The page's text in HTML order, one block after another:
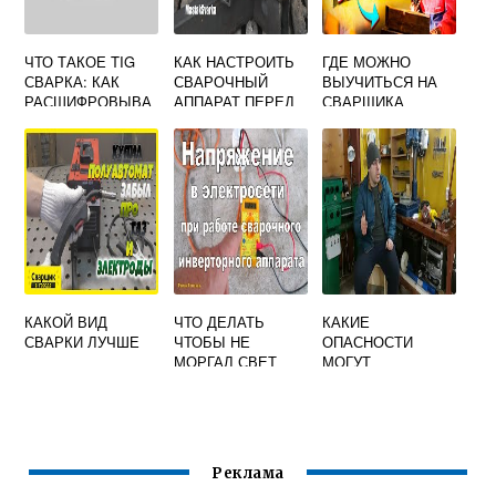
ЧТО ТАКОЕ TIG
СВАРКА: КАК
РАСШИФРОВЫВА
ТЕХНОЛОГИЯ
КАК НАСТРОИТЬ
СВАРОЧНЫЙ
АППАРАТ ПЕРЕД
ГДЕ МОЖНО
ВЫУЧИТЬСЯ НА
СВАРЩИКА
КАКОЙ ВИД
СВАРКИ ЛУЧШЕ
ЧТО ДЕЛАТЬ
ЧТОБЫ НЕ
МОРГАЛ СВЕТ
КАКИЕ
ОПАСНОСТИ
МОГУТ
Реклама